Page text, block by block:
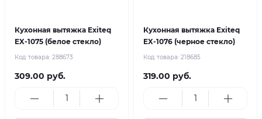
Кухонная вытяжка Exiteq
EX-1075 (белое стекло)
Код товара: 288673
309.00 руб.
Кухонная вытяжка Exiteq
EX-1076 (черное стекло)
Код товара: 218685
319.00 руб.